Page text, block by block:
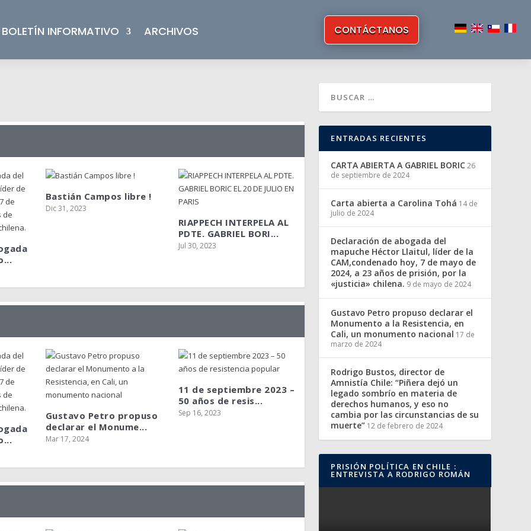
BOLETÍN INFORMATIVO ARCHIVOS CONTÁCTANOS
20 DE...
MES DE...
DE...
Bastián Campos libre !
Dic 31, 2023
RIAPPECH INTERPELA AL
PDTE. GABRIEL BORI...
Jul 30, 2023
Gustavo Petro propuso
declarar el Monume...
Mar 17, 2024
11 de septiembre 2023 –
50 años de resis...
Sep 16, 2023
ENTRADAS RECIENTES
CARTA ABIERTA A GABRIEL BORIC26
de septiembre de 2024
Carta abierta a Carolina Tohá 14 de
julio de 2024
Declaración de abogada del
mapuche Héctor Llaitul, líder de la
CAM,condenado hoy, 7 de mayo de
2024, a 23 años de prisión, por la
«justicia» chilena. 9 de mayo de 2024
Gustavo Petro propuso declarar el
Monumento a la Resistencia, en
Cali, un monumento nacional 17 de
marzo de 2024
Rodrigo Bustos, director de
Amnistía Chile: “Piñera dejó un
legado sombrío en materia de
derechos humanos, y eso no
cambia por las circunstancias de su
muerte” 12 de febrero de 2024
PRISIÓN POLÍTICA EN CHILE :
ENTREVISTA A RODRIGO ROMÁN